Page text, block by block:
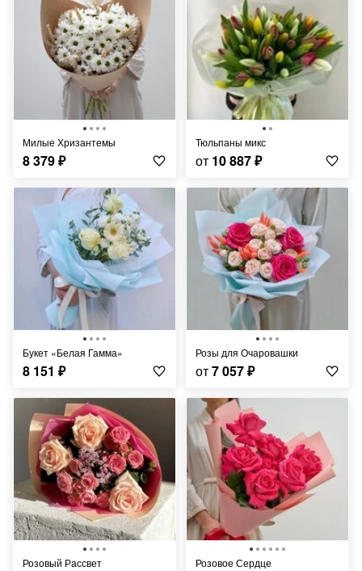
Милые Хризантемы
8 379₽
Тюльпаны микс
от 10 887₽
Букет «Белая Гамма»
8 151 ₽
Розы для Очаровашки
от7 057₽
Розовый Рассвет Розовое Сердце